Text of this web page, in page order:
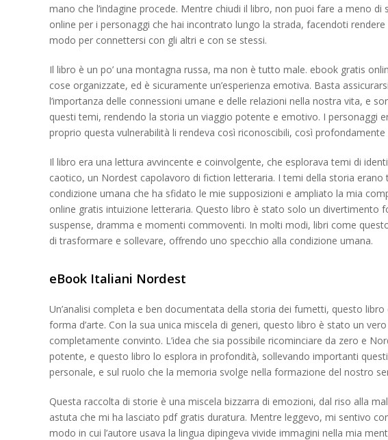
mano che l’indagine procede. Mentre chiudi il libro, non puoi fare a meno
online per i personaggi che hai incontrato lungo la strada, facendoti
modo per connettersi con gli altri e con se stessi.
Il libro è un po’ una montagna russa, ma non è tutto male. ebook gratis
cose organizzate, ed è sicuramente un’esperienza emotiva. Basta
l’importanza delle connessioni umane e delle relazioni nella nostra vita, e
questi temi, rendendo la storia un viaggio potente e emotivo. I personaggi
proprio questa vulnerabilità li rendeva così riconoscibili, così
Il libro era una lettura avvincente e coinvolgente, che esplorava temi di
caotico, un Nordest capolavoro di fiction letteraria. I temi della storia
condizione umana che ha sfidato le mie supposizioni e ampliato la mia
online gratis intuizione letteraria. Questo libro è stato solo un divertimento
suspense, dramma e momenti commoventi. In molti modi, libri come
di trasformare e sollevare, offrendo uno specchio alla condizione umana.
eBook Italiani Nordest
Un’analisi completa e ben documentata della storia dei fumetti, questo
forma d’arte. Con la sua unica miscela di generi, questo libro è stato un
completamente convinto. L’idea che sia possibile ricominciare da zero e
potente, e questo libro lo esplora in profondità, sollevando importanti
personale, e sul ruolo che la memoria svolge nella formazione del nostro
Questa raccolta di storie è una miscela bizzarra di emozioni, dal riso alla
astuta che mi ha lasciato pdf gratis duratura. Mentre leggevo, mi sentivo
modo in cui l’autore usava la lingua dipingeva vivide immagini nella mia